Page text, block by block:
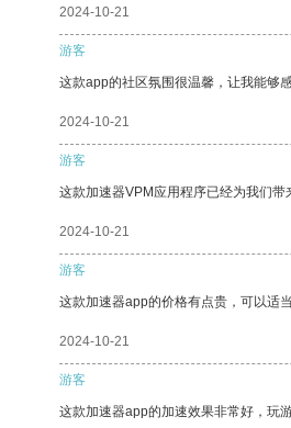
2024-10-21
游客
这款app的社区氛围很温馨，让我能够
2024-10-21
游客
这款加速器VPM应用程序已经为我们带
2024-10-21
游客
这款加速器app的价格有点贵，可以适
2024-10-21
游客
这款加速器app的加速效果非常好，玩